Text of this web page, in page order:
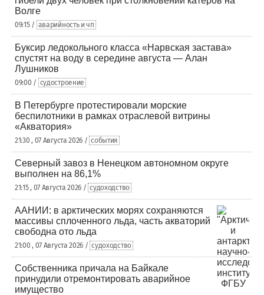
Волге
09:15 / аварийность и чп
Буксир ледокольного класса «Нарвская застава»
спустят на воду в середине августа — Алан
Лушников
09:00 / судостроение
В Петербурге протестировали морские
беспилотники в рамках отраслевой витрины
«Акватория»
21:30 , 07 Августа 2026 / события
Северный завоз в Ненецком автономном округе
выполнен на 86,1%
21:15 , 07 Августа 2026 / судоходство
ААНИИ: в арктических морях сохраняются
массивы сплоченного льда, часть акваторий
свободна ото льда
21:00 , 07 Августа 2026 / судоходство
Собственника причала на Байкале
принудили отремонтировать аварийное
имущество